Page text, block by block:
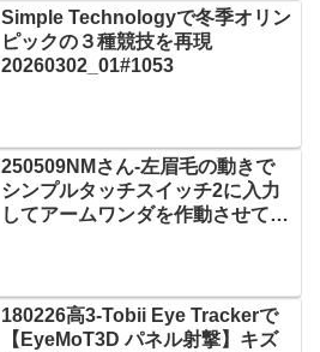
Simple Technologyで冬季オリン
ピックの３種競技を再現
20260302_01#1053
250509NMさん-左眉毛の動きで
シンプルタッチスイッチ2に入力
してアームワンダを作動させて絵
180226高3-Tobii Eye Trackerで
【EyeMoT3D パネル射撃】キズ